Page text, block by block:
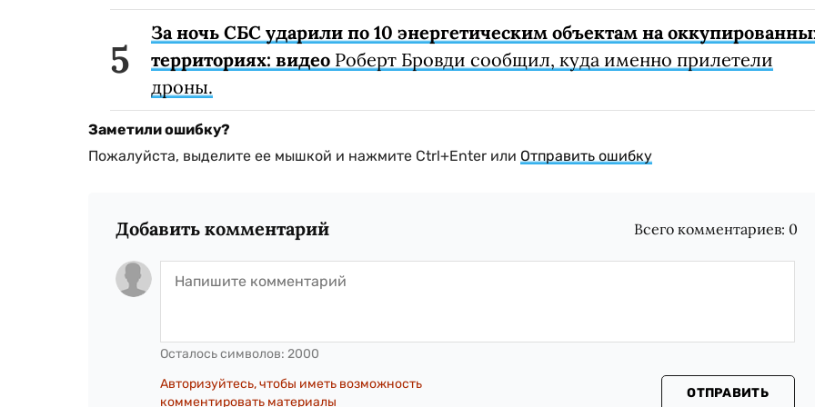
За ночь СБС ударили по 10 энергетическим объектам на
территориях: видео Роберт Бровди сообщил, куда именно прилетели
дроны.
Заметили ошибку?
Пожалуйста, выделите ее мышкой и нажмите Ctrl+Enter или Отправить ошибку
Добавить комментарий Всего комментариев: 0
Осталось символов: 2000
Авторизуйтесь, чтобы иметь возможность
комментировать материалы
ОТПРАВИТЬ